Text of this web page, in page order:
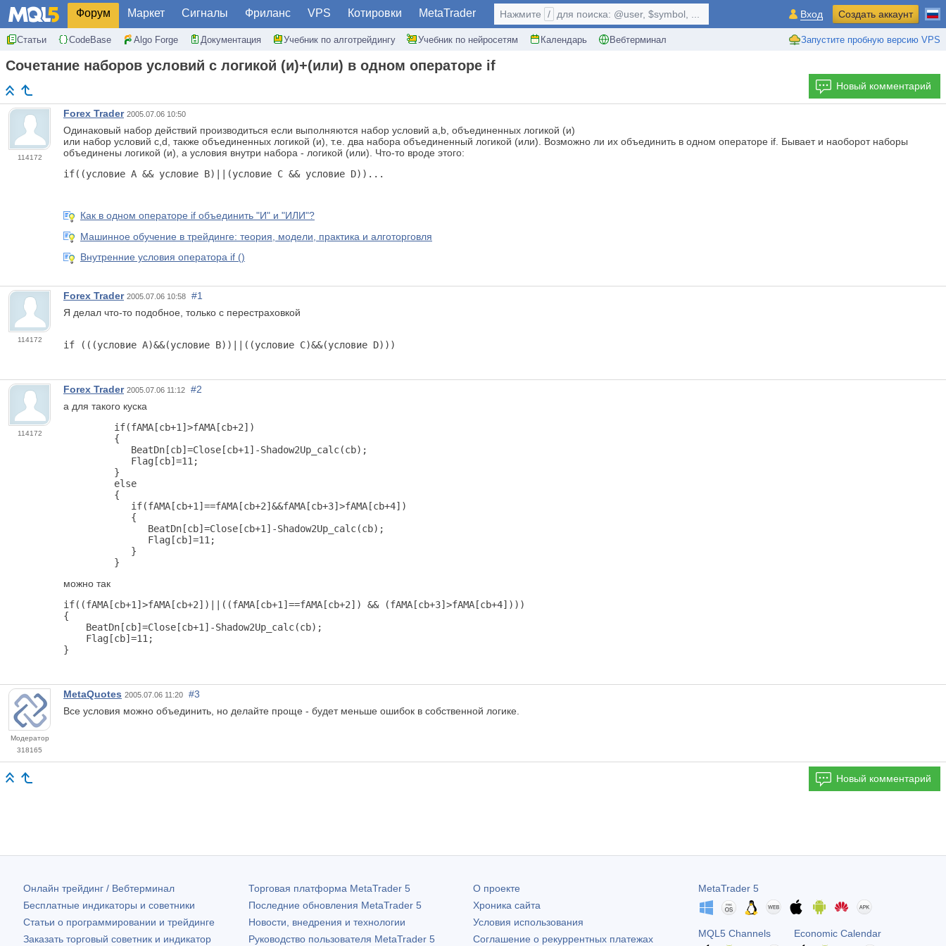
Форум Маркет Сигналы Фриланс VPS Котировки MetaTrader
Статьи CodeBase Algo Forge Документация Учебник по алготрейдингу Учебник по нейросетям Календарь Вебтерминал Запустите пробную версию VPS
Нажмите / для поиска: @user, $symbol, ... Вход Создать аккаунт
Сочетание наборов условий с логикой (и)+(или) в одном операторе if
Новый комментарий
114172
Forex Trader 2005.07.06 10:50
Одинаковый набор действий производиться если выполняются набор условий a,b, объединенных логикой (и)
или набор условий c,d, также объединенных логикой (и), т.е. два набора объединенный логикой (или). Возможно ли их объединить в одном операторе if. Бывает и наоборот наборы
объединены логикой (и), а условия внутри набора - логикой (или). Что-то вроде этого:
if((условие А && условие В)||(условие С && условие D))...
Как в одном операторе if объединить "И" и "ИЛИ"?
Машинное обучение в трейдинге: теория, модели, практика и алготорговля
Внутренние условия оператора if ()
114172
Forex Trader 2005.07.06 10:58
#1
Я делал что-то подобное, только с перестраховкой
if (((условие А)&&(условие B))||((условие C)&&(условие D)))
114172
Forex Trader 2005.07.06 11:12
#2
а для такого куска
         if(fAMA[cb+1]>fAMA[cb+2])
         {
            BeatDn[cb]=Close[cb+1]-Shadow2Up_calc(cb);
            Flag[cb]=11;
         }
         else
         {
            if(fAMA[cb+1]==fAMA[cb+2]&&fAMA[cb+3]>fAMA[cb+4])
            {
               BeatDn[cb]=Close[cb+1]-Shadow2Up_calc(cb);
               Flag[cb]=11;
            }
         }
можно так
if((fAMA[cb+1]>fAMA[cb+2])||((fAMA[cb+1]==fAMA[cb+2]) && (fAMA[cb+3]>fAMA[cb+4])))
{
    BeatDn[cb]=Close[cb+1]-Shadow2Up_calc(cb);
    Flag[cb]=11;
}
Модератор
318165
MetaQuotes 2005.07.06 11:20
#3
Все условия можно объединить, но делайте проще - будет меньше ошибок в собственной логике.
Новый комментарий
Онлайн трейдинг / Вебтерминал
Бесплатные индикаторы и советники
Статьи о программировании и трейдинге
Заказать торговый советник и индикатор
Торговая платформа MetaTrader 5
Последние обновления MetaTrader 5
Новости, внедрения и технологии
Руководство пользователя MetaTrader 5
О проекте
Хроника сайта
Условия использования
Соглашение о рекуррентных платежах
MetaTrader 5
MQL5 Channels Economic Calendar